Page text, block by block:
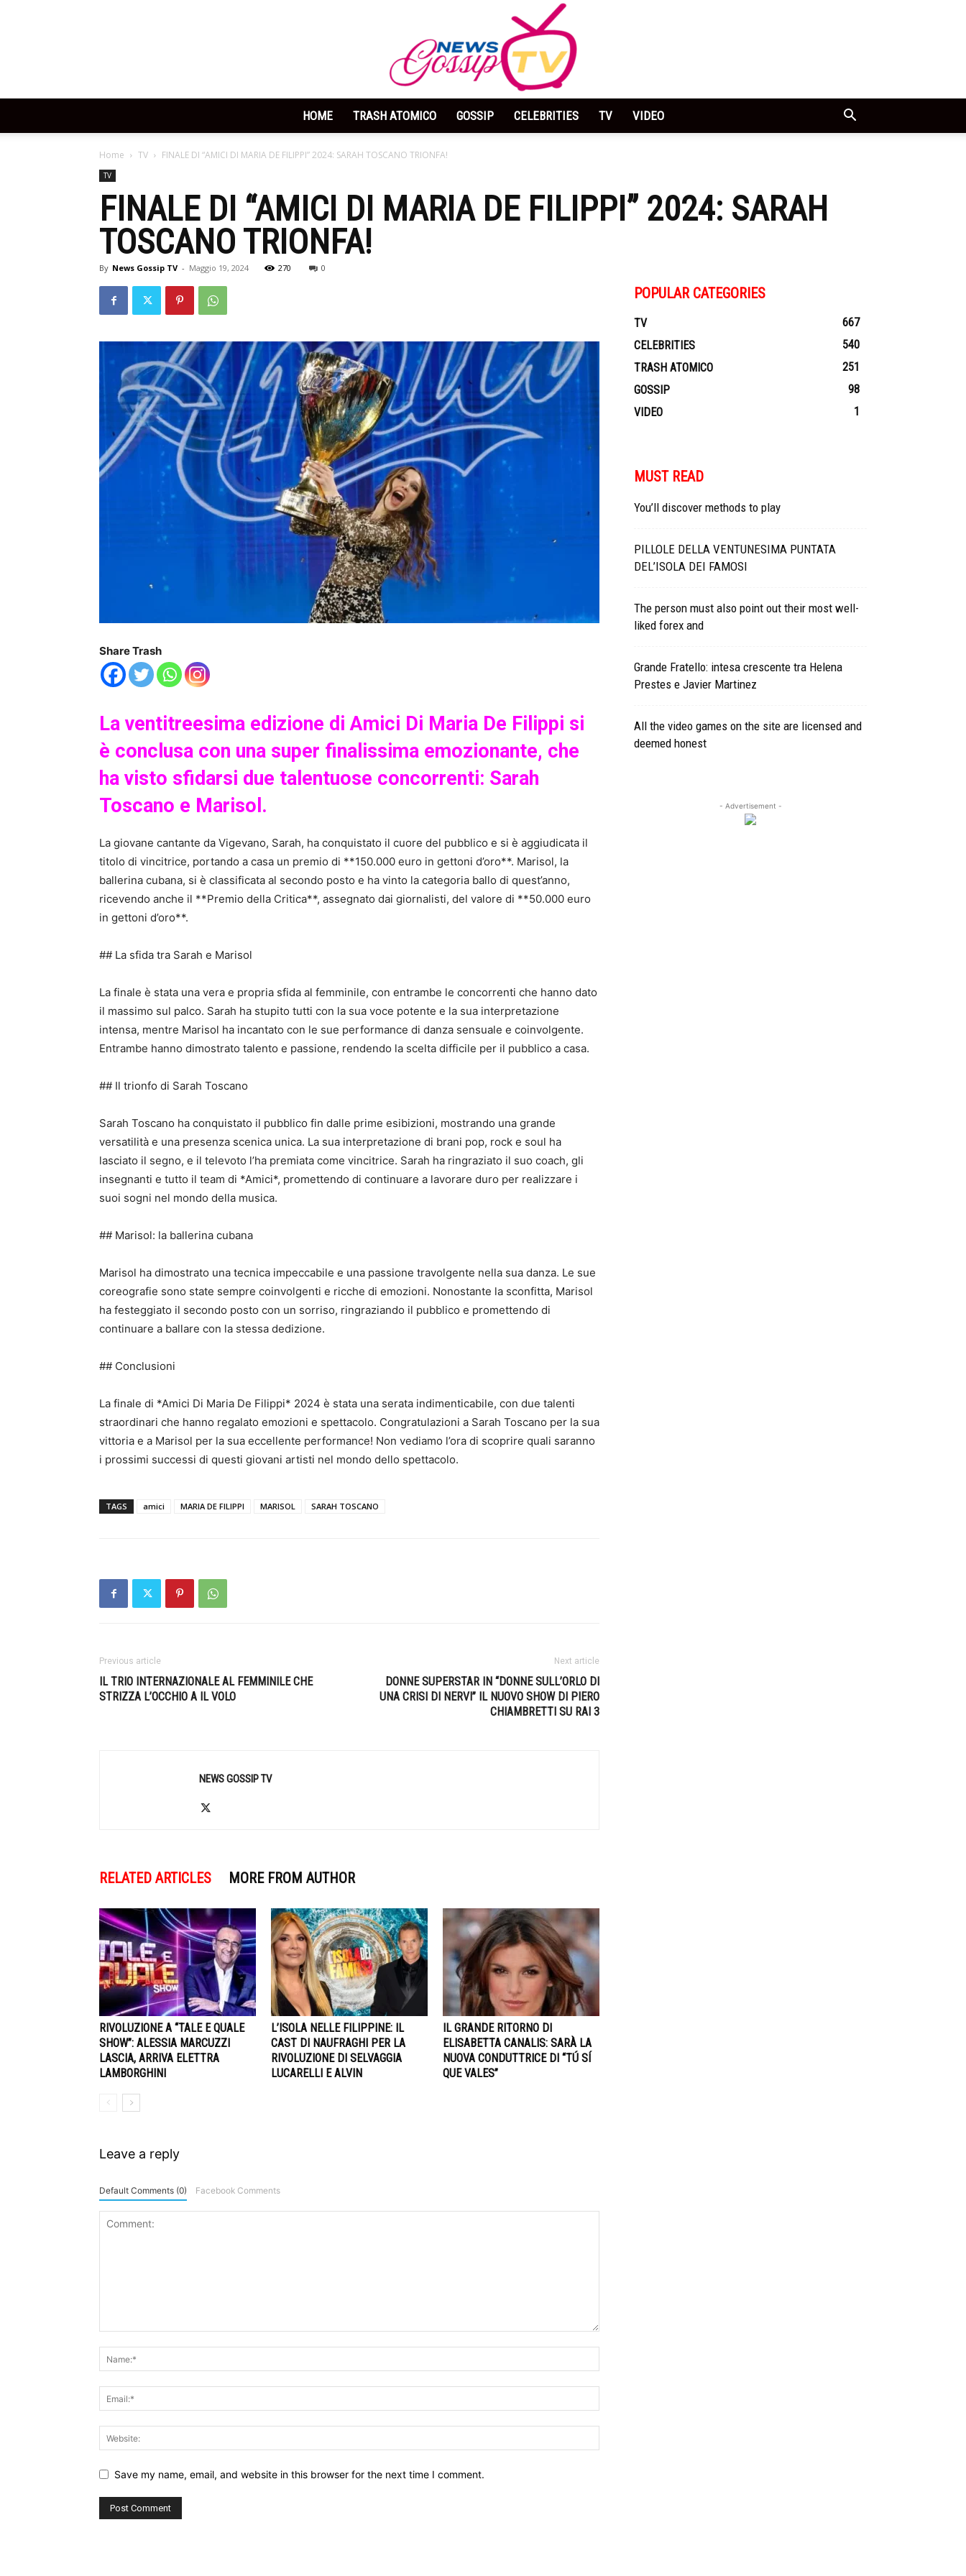
HOME TRASH ATOMICO GOSSIP CELEBRITIES TV VIDEO
Home TV FINALE DI “AMICI DI MARIA DE FILIPPI” 2024: SARAH TOSCANO TRIONFA!
TV
FINALE DI “AMICI DI MARIA DE FILIPPI” 2024: SARAH
TOSCANO TRIONFA!
By News Gossip TV - Maggio 19, 2024 270 0
Share Trash
La ventitreesima edizione di Amici Di Maria De Filippi si
è conclusa con una super finalissima emozionante, che
ha visto sfidarsi due talentuose concorrenti: Sarah
Toscano e Marisol.
La giovane cantante da Vigevano, Sarah, ha conquistato il cuore del pubblico e si è aggiudicata il
titolo di vincitrice, portando a casa un premio di **150.000 euro in gettoni d’oro**. Marisol, la
ballerina cubana, si è classificata al secondo posto e ha vinto la categoria ballo di quest’anno,
ricevendo anche il **Premio della Critica**, assegnato dai giornalisti, del valore di **50.000 euro
in gettoni d’oro**.
## La sfida tra Sarah e Marisol
La finale è stata una vera e propria sfida al femminile, con entrambe le concorrenti che hanno dato
il massimo sul palco. Sarah ha stupito tutti con la sua voce potente e la sua interpretazione
intensa, mentre Marisol ha incantato con le sue performance di danza sensuale e coinvolgente.
Entrambe hanno dimostrato talento e passione, rendendo la scelta difficile per il pubblico a casa.
## Il trionfo di Sarah Toscano
Sarah Toscano ha conquistato il pubblico fin dalle prime esibizioni, mostrando una grande
versatilità e una presenza scenica unica. La sua interpretazione di brani pop, rock e soul ha
lasciato il segno, e il televoto l’ha premiata come vincitrice. Sarah ha ringraziato il suo coach, gli
insegnanti e tutto il team di *Amici*, promettendo di continuare a lavorare duro per realizzare i
suoi sogni nel mondo della musica.
## Marisol: la ballerina cubana
Marisol ha dimostrato una tecnica impeccabile e una passione travolgente nella sua danza. Le sue
coreografie sono state sempre coinvolgenti e ricche di emozioni. Nonostante la sconfitta, Marisol
ha festeggiato il secondo posto con un sorriso, ringraziando il pubblico e promettendo di
continuare a ballare con la stessa dedizione.
## Conclusioni
La finale di *Amici Di Maria De Filippi* 2024 è stata una serata indimenticabile, con due talenti
straordinari che hanno regalato emozioni e spettacolo. Congratulazioni a Sarah Toscano per la sua
vittoria e a Marisol per la sua eccellente performance! Non vediamo l’ora di scoprire quali saranno
i prossimi successi di questi giovani artisti nel mondo dello spettacolo.
TAGS amici MARIA DE FILIPPI MARISOL SARAH TOSCANO
Previous article
IL TRIO INTERNAZIONALE AL FEMMINILE CHE
STRIZZA L’OCCHIO A IL VOLO
Next article
DONNE SUPERSTAR IN “DONNE SULL’ORLO DI
UNA CRISI DI NERVI” IL NUOVO SHOW DI PIERO
CHIAMBRETTI SU RAI 3
NEWS GOSSIP TV
RELATED ARTICLES MORE FROM AUTHOR
RIVOLUZIONE A “TALE E QUALE
SHOW”: ALESSIA MARCUZZI
LASCIA, ARRIVA ELETTRA
LAMBORGHINI
L’ISOLA NELLE FILIPPINE: IL
CAST DI NAUFRAGHI PER LA
RIVOLUZIONE DI SELVAGGIA
LUCARELLI E ALVIN
IL GRANDE RITORNO DI
ELISABETTA CANALIS: SARÀ LA
NUOVA CONDUTTRICE DI “TÚ SÍ
QUE VALES”
Leave a reply
Default Comments (0) Facebook Comments
Save my name, email, and website in this browser for the next time I comment.
POPULAR CATEGORIES
TV
667
CELEBRITIES
540
TRASH ATOMICO
251
GOSSIP
98
VIDEO
1
MUST READ
You’ll discover methods to play
PILLOLE DELLA VENTUNESIMA PUNTATA
DEL’ISOLA DEI FAMOSI
The person must also point out their most well-
liked forex and
Grande Fratello: intesa crescente tra Helena
Prestes e Javier Martinez
All the video games on the site are licensed and
deemed honest
- Advertisement -